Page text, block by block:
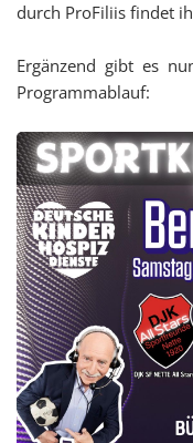
durch ProFiliis findet
Ergänzend gibt es
Programmablauf: